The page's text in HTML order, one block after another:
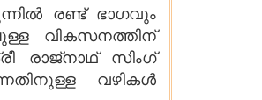
രണ്ട് ഭാഗവും
വികസനത്തിന്
രാജ്‌നാഥ് സിംഗ്
വഴികൾ